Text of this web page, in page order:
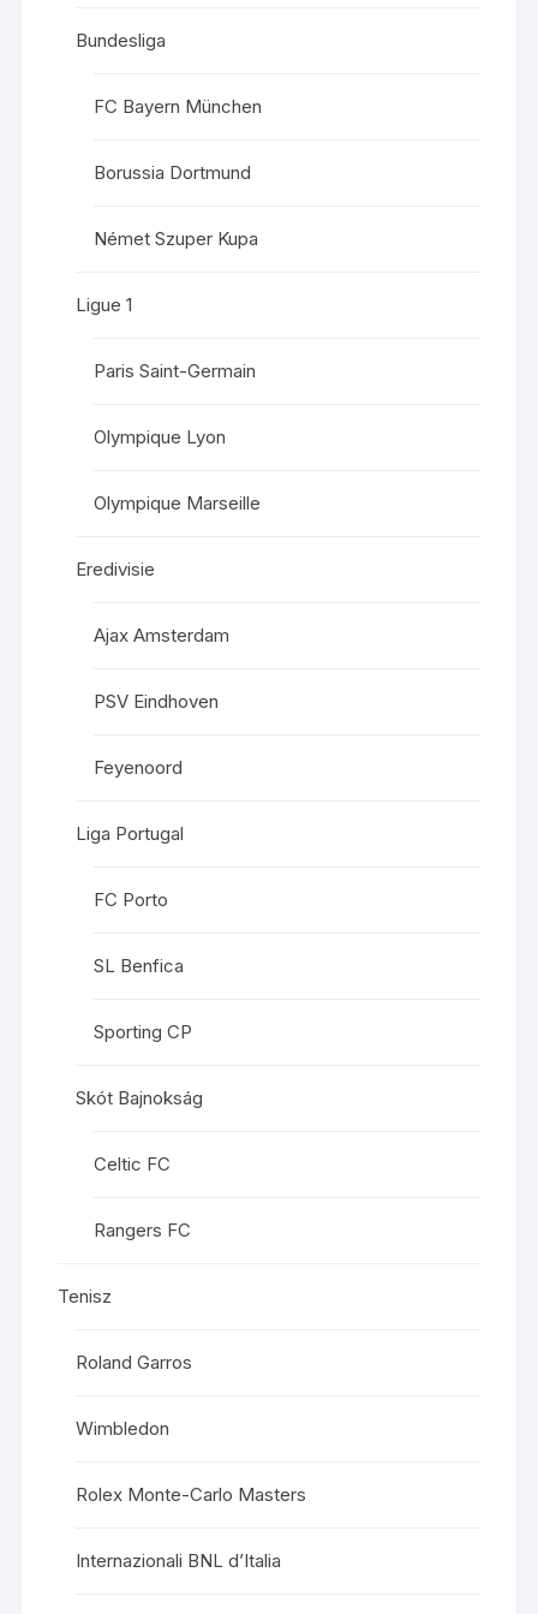
Bundesliga
FC Bayern München
Borussia Dortmund
Német Szuper Kupa
Ligue 1
Paris Saint-Germain
Olympique Lyon
Olympique Marseille
Eredivisie
Ajax Amsterdam
PSV Eindhoven
Feyenoord
Liga Portugal
FC Porto
SL Benfica
Sporting CP
Skót Bajnokság
Celtic FC
Rangers FC
Tenisz
Roland Garros
Wimbledon
Rolex Monte-Carlo Masters
Internazionali BNL d’Italia